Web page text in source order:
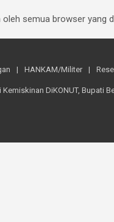
semua browser yang
HANKAM/Militer
Kemiskinan DiKONUT, Bupati